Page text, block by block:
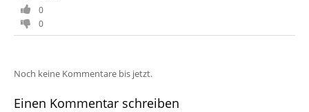
0
0
Noch keine Kommentare bis jetzt.
Einen Kommentar schreiben